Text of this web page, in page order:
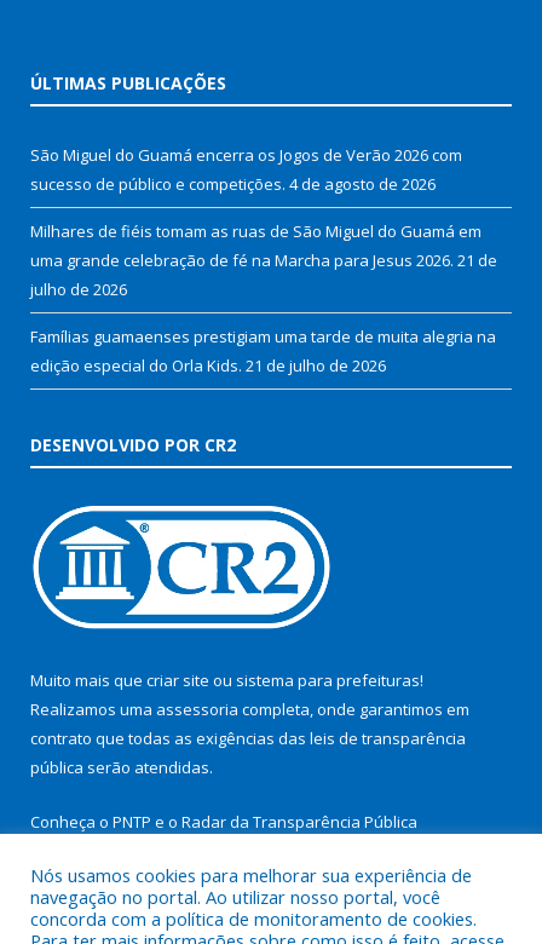
ÚLTIMAS PUBLICAÇÕES
São Miguel do Guamá encerra os Jogos de Verão 2026 com
sucesso de público e competições. 4 de agosto de 2026
Milhares de fiéis tomam as ruas de São Miguel do Guamá em
uma grande celebração de fé na Marcha para Jesus 2026. 21 de
julho de 2026
Famílias guamaenses prestigiam uma tarde de muita alegria na
edição especial do Orla Kids. 21 de julho de 2026
DESENVOLVIDO POR CR2
Muito mais que criar site ou sistema para prefeituras!
Realizamos uma assessoria completa, onde garantimos em
contrato que todas as exigências das leis de transparência
pública serão atendidas.
Conheça o PNTP e o Radar da Transparência Pública
Nós usamos cookies para melhorar sua experiência de
navegação no portal. Ao utilizar nosso portal, você
concorda com a política de monitoramento de cookies.